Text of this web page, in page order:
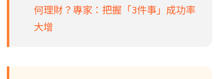
何理財？專家：把握「3件事」成功率
大增